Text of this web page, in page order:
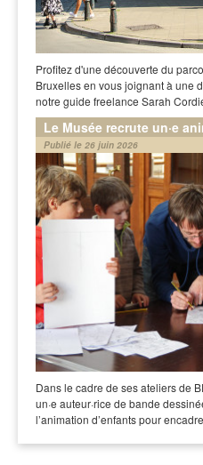
Profitez d'une découverte du
Bruxelles en vous joignant à une
notre guide freelance Sarah
Le Musée recrute un·e
Publié le 26 juin 2026
Dans le cadre de ses ateliers de
un·e auteur·rice de bande
l’animation d’enfants pour